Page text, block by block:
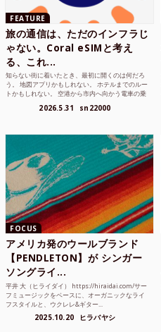
FEATURE
旅の通信は、ただのインフラじ
ゃない。Coral eSIMと考え
る、これ...
知らない街に着いたとき、最初に開くのは何だろ
う。 地図アプリかもしれない。 ホテルまでのルー
トかもしれない。 空港から市内へ向かう電車の乗
2026.5.31 sn22000
FOCUS
アメリカ発のウールブランド
【PENDLETON】が シンガー
ソングライ...
平井 大（ヒライダイ） https://hiraidai.com/サー
フミュージックをベースに、オーガニックなライ
フスタイルと、ウクレレ&ギター...
2025.10.20 ヒラバヤシ